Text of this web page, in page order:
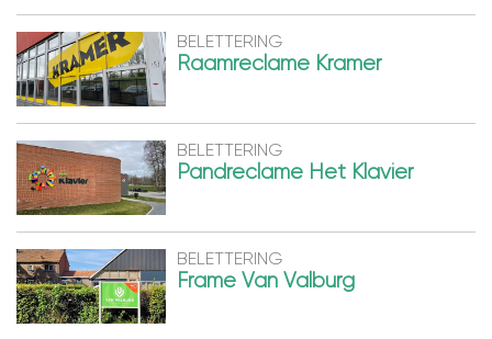
BELETTERING
Raamreclame Kramer
BELETTERING
Pandreclame Het Klavier
BELETTERING
Frame Van Valburg